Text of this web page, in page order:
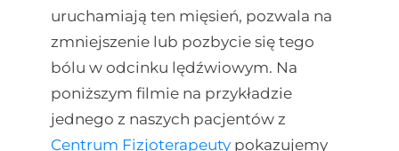
uruchamiają ten mięsień, pozwala na
zmniejszenie lub pozbycie się tego
bólu w odcinku lędźwiowym. Na
poniższym filmie na przykładzie
jednego z naszych pacjentów z
Centrum Fizjoterapeutypokazujemy